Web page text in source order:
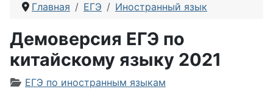
Главная ЕГЭ Иностранный язык
Демоверсия ЕГЭ по
китайскому языку 2021
Информация о материале
ЕГЭ по иностранным языкам